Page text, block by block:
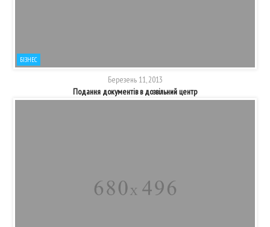
БІЗНЕС
Березень 11, 2013
Подання документів в дозвільний центр